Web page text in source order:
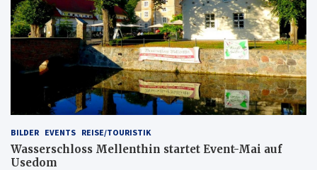
BILDER EVENTS REISE/TOURISTIK
Wasserschloss Mellenthin startet Event-Mai auf
Usedom